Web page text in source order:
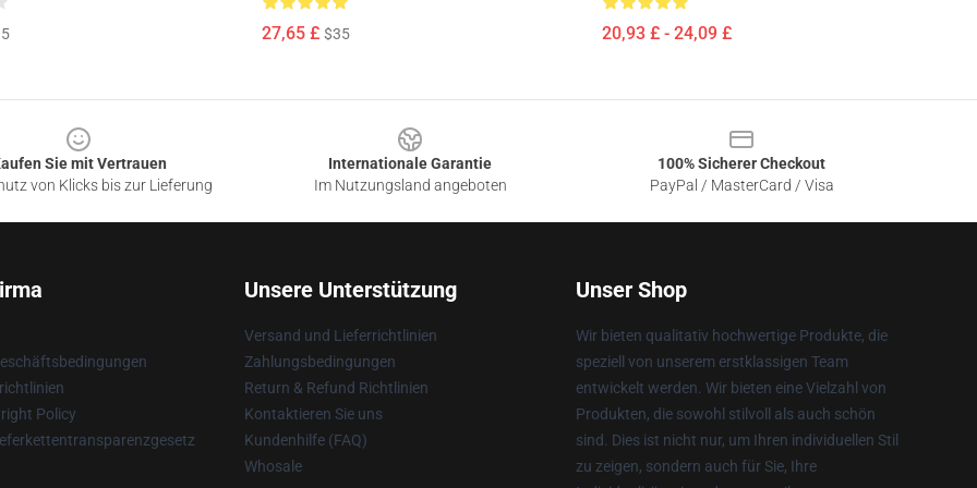
27,65 £ $35 20,93 £ - 24,09 £
Sie mit Vertrauen
von Klicks bis zur Lieferung
Internationale Garantie
Im Nutzungsland angeboten
100% Sicherer Checkout
PayPal / MasterCard / Visa
Policy
Unsere Unterstützung
Versand und Lieferrichtlinien
Zahlungsbedingungen
Return & Refund Richtlinien
Kontaktieren Sie uns
Kundenhilfe (FAQ)
Whosale
Unser Shop
Wir bieten qualitativ hochwertige Produkte, die
speziell von unserem erstklassigen Team
entwickelt werden. Wir bieten eine Vielzahl von
Produkten, die sowohl stilvoll als auch schön
sind. Dies ist nicht nur, um Ihren individuellen Stil
zu zeigen, sondern auch für Sie, Ihre